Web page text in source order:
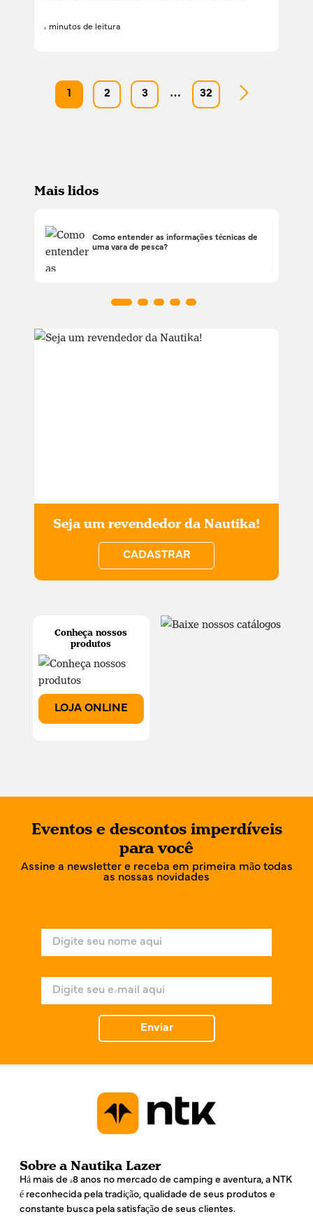
4 minutos de leitura
2 3 … 32
Mais lidos
Como entender as informações técnicas de
uma vara de pesca?
Conheça nossos
produtos
LOJA ONLINE
Seja um revendedor da Nautika!
CADASTRAR
Eventos e descontos imperdíveis
para você
Assine a newsletter e receba em primeira mão todas
as nossas novidades
e
*
Enviar
Sobre a Nautika Lazer
Há mais de 48 anos no mercado de camping e aventura, a NTK
é reconhecida pela tradição, qualidade de seus produtos e
constante busca pela satisfação de seus clientes.